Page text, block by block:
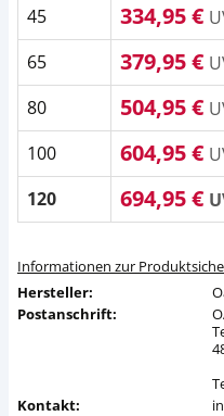
45
334,95 €
65
379,95 €
80
504,95 €
100
604,95 €
120
694,95 €
Informationen zur
Hersteller:
Postanschrift:
Kontakt: